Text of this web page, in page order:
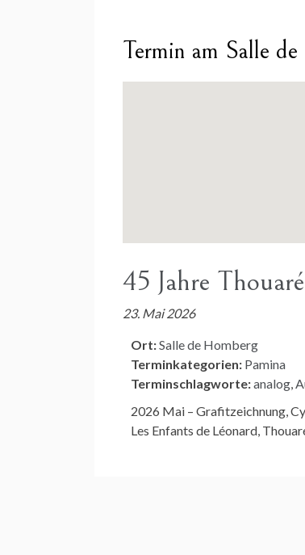
Termin am Salle
45 Jahre
23. Mai 2026
Ort:Salle de Homberg
Terminkategorien: Pamina
Terminschlagworte:analog,
2026 Mai – Grafitzeichnung,
Les Enfants de Léonard,